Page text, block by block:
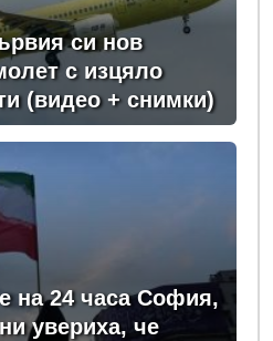
си нов
с изцяло
(видео + снимки)
на 24 часа София,
увериха, че